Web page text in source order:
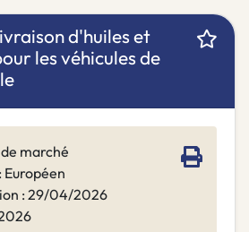
d'huiles et
les véhicules de
marché
Européen
: 29/04/2026